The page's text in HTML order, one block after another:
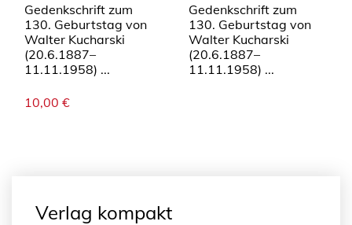
Gedenkschrift zum
130. Geburtstag von
Walter Kucharski
(20.6.1887–
11.11.1958) ...
10,00 €
Gedenkschrift zum
130. Geburtstag von
Walter Kucharski
(20.6.1887–
11.11.1958) ...
Verlag kompakt